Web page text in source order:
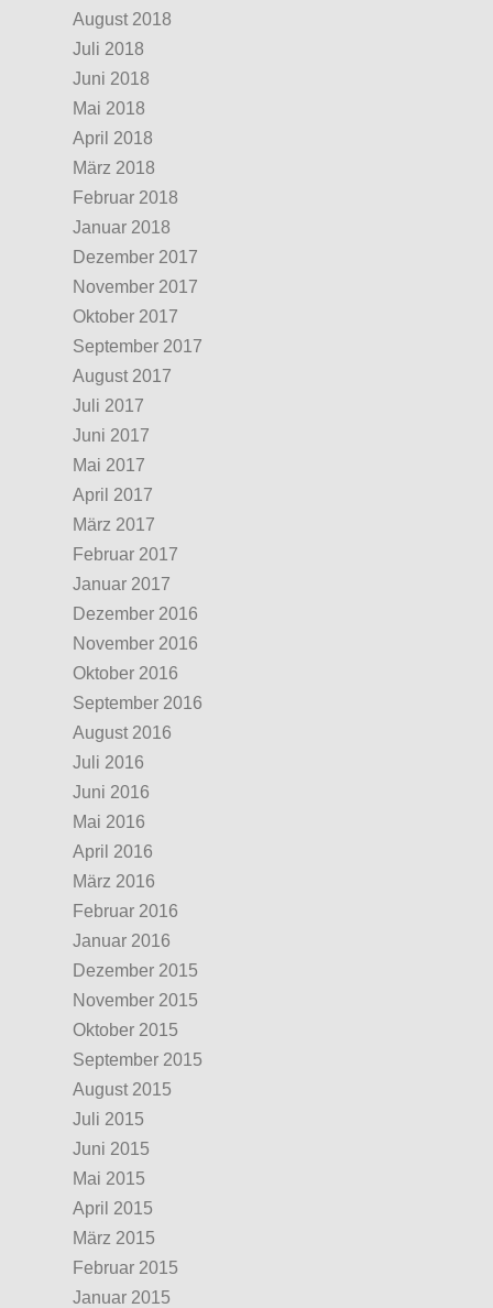
August 2018
Juli 2018
Juni 2018
Mai 2018
April 2018
März 2018
Februar 2018
Januar 2018
Dezember 2017
November 2017
Oktober 2017
September 2017
August 2017
Juli 2017
Juni 2017
Mai 2017
April 2017
März 2017
Februar 2017
Januar 2017
Dezember 2016
November 2016
Oktober 2016
September 2016
August 2016
Juli 2016
Juni 2016
Mai 2016
April 2016
März 2016
Februar 2016
Januar 2016
Dezember 2015
November 2015
Oktober 2015
September 2015
August 2015
Juli 2015
Juni 2015
Mai 2015
April 2015
März 2015
Februar 2015
Januar 2015